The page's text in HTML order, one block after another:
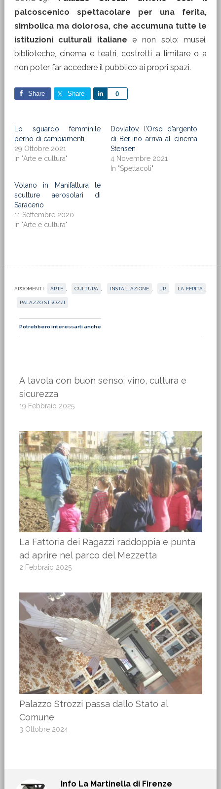
palcoscenico spettacolare per una ferita,
simbolica ma dolorosa, che accumuna tutte le
istituzioni culturali italiane e non solo: musei,
biblioteche, cinema e teatri, costretti a limitare o a
non poter far accedere il pubblico ai propri spazi.
Share Share 0
Share
Lo sguardo femminile
perno di cambiamenti
29 Ottobre 2021
In "Arte e cultura"
Dovlatov, l’Orso d’argento
di Berlino arriva al cinema
Stensen
4 Novembre 2021
In "Spettacoli"
Volano in Manifattura le
sculture aerosolari di
Saraceno
11 Settembre 2020
In "Arte e cultura"
ARGOMENTI: ARTE CULTURA INSTALLAZIONE JR LA FERITA
PALAZZO STROZZI
Potrebbero interessarti anche
A tavola con buon senso: vino, cultura e
sicurezza
19 Febbraio 2025
La Fattoria dei Ragazzi raddoppia e punta
ad aprire nel parco del Mezzetta
2 Febbraio 2025
Palazzo Strozzi passa dallo Stato al
Comune
3 Ottobre 2024
Info La Martinella di Firenze